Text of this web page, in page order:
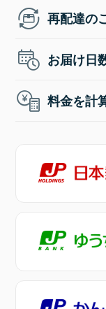
再配達の
お届け日
料金を計